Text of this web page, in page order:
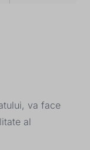
va face
al